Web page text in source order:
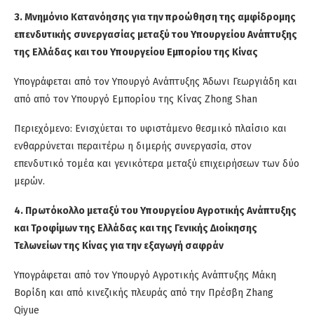
3. Μνημόνιο Κατανόησης για την προώθηση της αμφίδρομης
επενδυτικής συνεργασίας μεταξύ του Υπουργείου Ανάπτυξης
της Ελλάδας και του Υπουργείου Εμπορίου της Κίνας
Υπογράφεται από τον Υπουργό Ανάπτυξης Άδωνι Γεωργιάδη και
από από τον Υπουργό Εμπορίου της Κίνας Zhong Shan
Περιεχόμενο: Ενισχύεται το υφιστάμενο θεσμικό πλαίσιο και
ενθαρρύνεται περαιτέρω η διμερής συνεργασία, στον
επενδυτικό τομέα και γενικότερα μεταξύ επιχειρήσεων των δύο
μερών.
4. Πρωτόκολλο μεταξύ του Υπουργείου Αγροτικής Ανάπτυξης
και Τροφίμων της Ελλάδας και της Γενικής Διοίκησης
Τελωνείων της Κίνας για την εξαγωγή σαφράν
Υπογράφεται από τον Υπουργό Αγροτικής Ανάπτυξης Μάκη
Βορίδη και από κινεζικής πλευράς από την Πρέσβη Zhang
Qiyue